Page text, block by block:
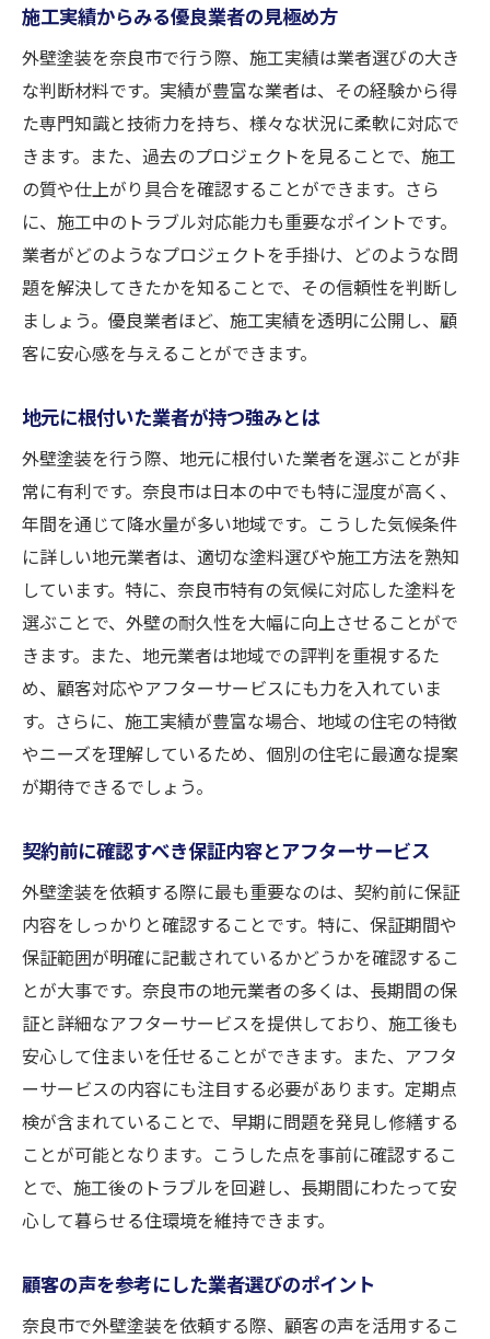
施工実績からみる優良業者の見極め方
外壁塗装を奈良市で行う際、施工実績は業者選びの大き
な判断材料です。実績が豊富な業者は、その経験から得
た専門知識と技術力を持ち、様々な状況に柔軟に対応で
きます。また、過去のプロジェクトを見ることで、施工
の質や仕上がり具合を確認することができます。さら
に、施工中のトラブル対応能力も重要なポイントです。
業者がどのようなプロジェクトを手掛け、どのような問
題を解決してきたかを知ることで、その信頼性を判断し
ましょう。優良業者ほど、施工実績を透明に公開し、顧
客に安心感を与えることができます。
地元に根付いた業者が持つ強みとは
外壁塗装を行う際、地元に根付いた業者を選ぶことが非
常に有利です。奈良市は日本の中でも特に湿度が高く、
年間を通じて降水量が多い地域です。こうした気候条件
に詳しい地元業者は、適切な塗料選びや施工方法を熟知
しています。特に、奈良市特有の気候に対応した塗料を
選ぶことで、外壁の耐久性を大幅に向上させることがで
きます。また、地元業者は地域での評判を重視するた
め、顧客対応やアフターサービスにも力を入れていま
す。さらに、施工実績が豊富な場合、地域の住宅の特徴
やニーズを理解しているため、個別の住宅に最適な提案
が期待できるでしょう。
契約前に確認すべき保証内容とアフターサービス
外壁塗装を依頼する際に最も重要なのは、契約前に保証
内容をしっかりと確認することです。特に、保証期間や
保証範囲が明確に記載されているかどうかを確認するこ
とが大事です。奈良市の地元業者の多くは、長期間の保
証と詳細なアフターサービスを提供しており、施工後も
安心して住まいを任せることができます。また、アフタ
ーサービスの内容にも注目する必要があります。定期点
検が含まれていることで、早期に問題を発見し修繕する
ことが可能となります。こうした点を事前に確認するこ
とで、施工後のトラブルを回避し、長期間にわたって安
心して暮らせる住環境を維持できます。
顧客の声を参考にした業者選びのポイント
奈良市で外壁塗装を依頼する際、顧客の声を活用するこ